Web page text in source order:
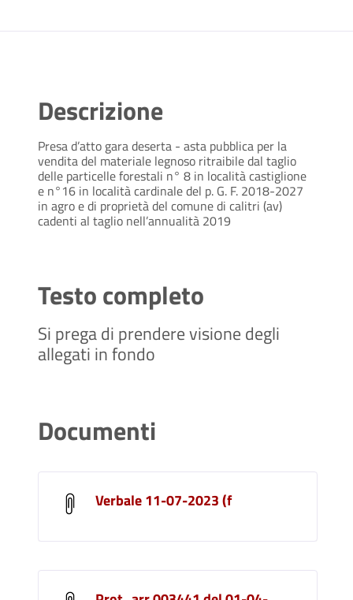
Descrizione
Presa d’atto gara deserta - asta pubblica per la
vendita del materiale legnoso ritraibile dal taglio
delle particelle forestali n° 8 in località castiglione
e n°16 in località cardinale del p. G. F. 2018-2027
in agro e di proprietà del comune di calitri (av)
cadenti al taglio nell’annualità 2019
Testo completo
Si prega di prendere visione degli
allegati in fondo
Documenti
Verbale 11-07-2023 (f